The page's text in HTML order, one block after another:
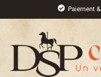
contenu
Paiement